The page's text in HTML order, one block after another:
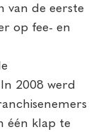
van de eerste
op fee- en
2008 werd
één klap te